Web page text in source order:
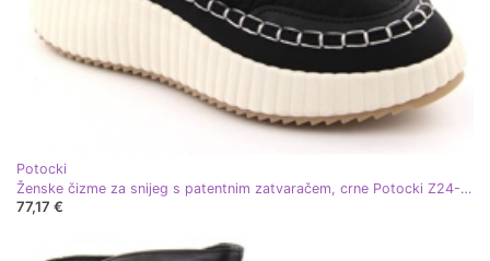
Potocki
Ženske čizme za snijeg s patentnim zatvaračem, crne Potocki Z24-72300 crna
77,17 €